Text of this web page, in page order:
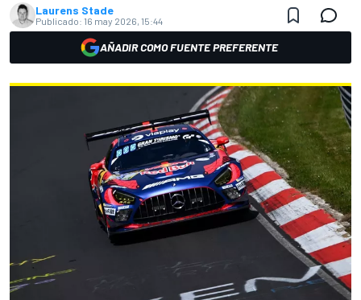
Laurens Stade
Publicado: 16 may 2026, 15:44
AÑADIR COMO FUENTE PREFERENTE